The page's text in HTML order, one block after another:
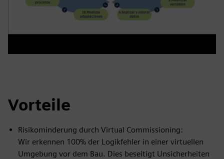
Vorteile
Risikominderung durch Virtual Commissioning:
Wir erkennen 100% der Logikfehler in einer virtuellen
Umgebung vor dem Bau. Dies beseitigt Unsicherheiten